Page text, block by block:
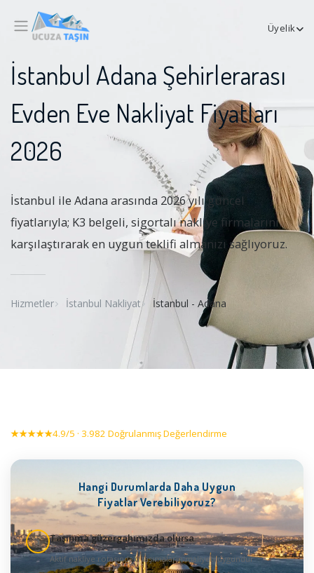
Üyelik
İstanbul Adana Şehirlerarası
Evden Eve Nakliyat Fiyatları
2026
İstanbul ile Adana arasında 2026 yılı güncel
fiyatlarıyla; K3 belgeli, sigortalı nakliye firmalarını
karşılaştırarak en uygun teklifi almanızı sağlıyoruz.
Hizmetler İstanbul Nakliyat İstanbul - Adana
★★★★★4.9/5 · 3.982 Doğrulanmış Değerlendirme
Hangi Durumlarda Daha Uygun
Fiyatlar Verebiliyoruz?
1 Taşınma güzergahımızda olursa
Aktif nakliye rotasındaki taşımaların maliyeti uygundur